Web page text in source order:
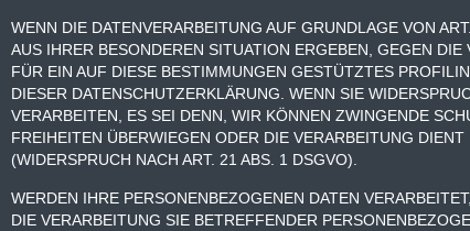
WENN DIE DATENVERARBEITUNG AUF GRUNDLAGE VON
AUS IHRER BESONDEREN SITUATION ERGEBEN, GEGEN
FÜR EIN AUF DIESE BESTIMMUNGEN GESTÜTZTES
DIESER DATENSCHUTZERKLÄRUNG. WENN SIE
VERARBEITEN, ES SEI DENN, WIR KÖNNEN ZWINGENDE
FREIHEITEN ÜBERWIEGEN ODER DIE VERARBEITUNG
(WIDERSPRUCH NACH ART. 21 ABS. 1 DSGVO).
WERDEN IHRE PERSONENBEZOGENEN DATEN
DIE VERARBEITUNG SIE BETREFFENDER